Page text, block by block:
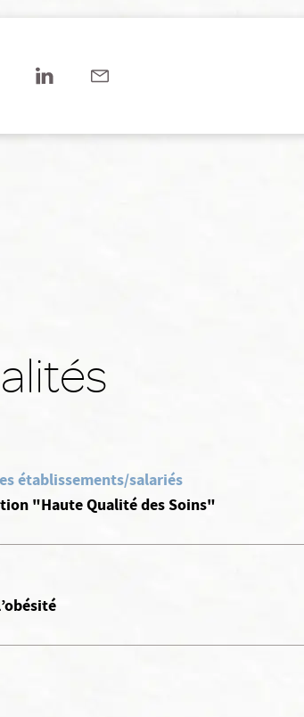
établissements/salariés
"Haute Qualité des Soins"